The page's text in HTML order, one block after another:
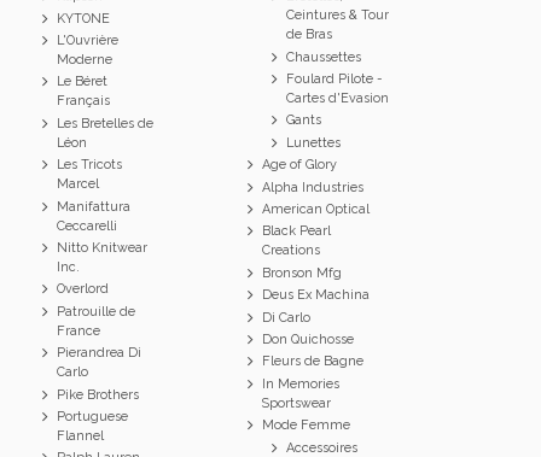
KYTONE
L'Ouvrière
Moderne
Le Béret
Français
Les Bretelles de
Léon
Les Tricots
Marcel
Manifattura
Ceccarelli
Nitto Knitwear
Inc.
Overlord
Patrouille de
France
Pierandrea Di
Carlo
Pike Brothers
Portuguese
Flannel
Ceintures & Tour
de Bras
Chaussettes
Foulard Pilote -
Cartes d'Evasion
Gants
Lunettes
Age of Glory
Alpha Industries
American Optical
Black Pearl
Creations
Bronson Mfg
Deus Ex Machina
Di Carlo
Don Quichosse
Fleurs de Bagne
In Memories
Sportswear
Mode Femme
Accessoires